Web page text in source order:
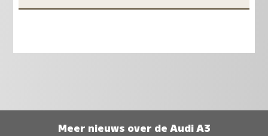
Meer nieuws over de Audi A3